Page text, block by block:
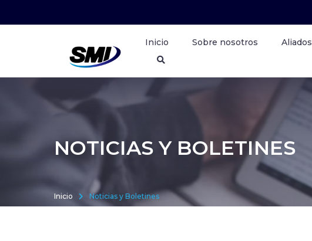
Inicio Sobre nosotros Aliados
NOTICIAS Y BOLETINES
Inicio Noticias y Boletines